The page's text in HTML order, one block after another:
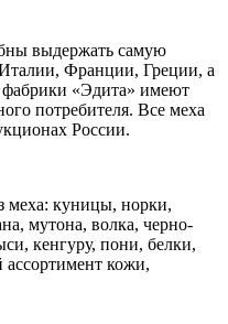
выдержать самую
Франции, Греции, а
фабрики «Эдита» имеют
потребителя. Все меха
России.
меха: куницы, норки,
мутона, волка, черно-
кенгуру, пони, белки,
ассортимент кожи,